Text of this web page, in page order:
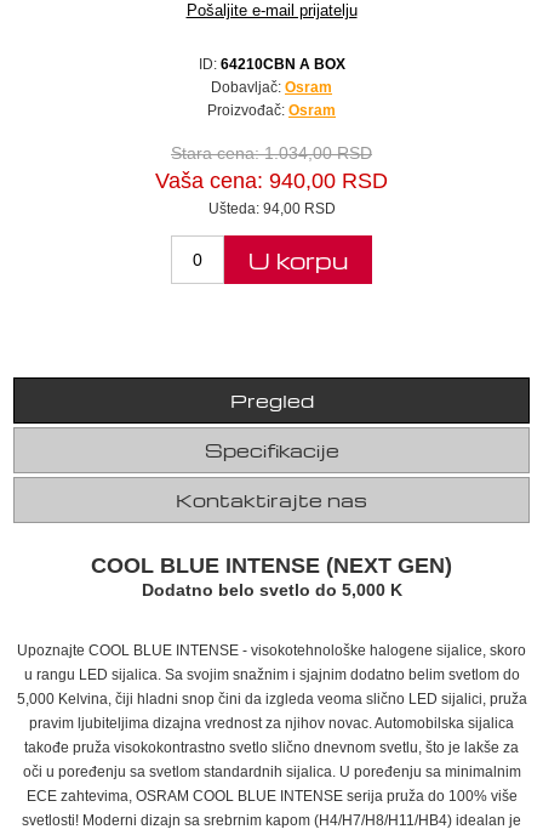
Pošaljite e-mail prijatelju
ID: 64210CBN A BOX
Dobavljač: Osram
Proizvođač: Osram
Stara cena:1.034,00 RSD
Vaša cena: 940,00 RSD
Ušteda: 94,00 RSD
U korpu
Pregled
Specifikacije
Kontaktirajte nas
COOL BLUE INTENSE (NEXT GEN)
Dodatno belo svetlo do 5,000 K
Upoznajte COOL BLUE INTENSE - visokotehnološke halogene sijalice, skoro
u rangu LED sijalica. Sa svojim snažnim i sjajnim dodatno belim svetlom do
5,000 Kelvina, čiji hladni snop čini da izgleda veoma slično LED sijalici, pruža
pravim ljubiteljima dizajna vrednost za njihov novac. Automobilska sijalica
takođe pruža visokokontrastno svetlo slično dnevnom svetlu, što je lakše za
oči u poređenju sa svetlom standardnih sijalica. U poređenju sa minimalnim
ECE zahtevima, OSRAM COOL BLUE INTENSE serija pruža do 100% više
svetlosti! Moderni dizajn sa srebrnim kapom (H4/H7/H8/H11/HB4) idealan je